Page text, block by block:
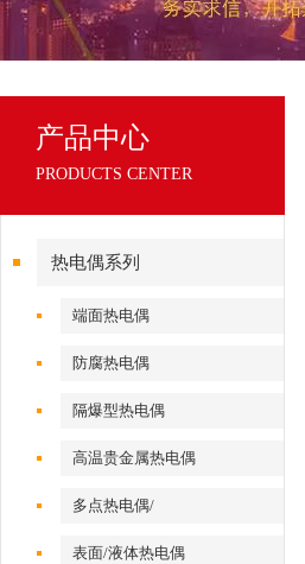
产品中心
PRODUCTS CENTER
热电偶系列
端面热电偶
防腐热电偶
隔爆型热电偶
高温贵金属热电偶
多点热电偶/
表面/液体热电偶